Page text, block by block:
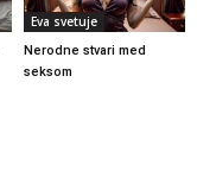
Eva svetuje
Nerodne stvari med
seksom